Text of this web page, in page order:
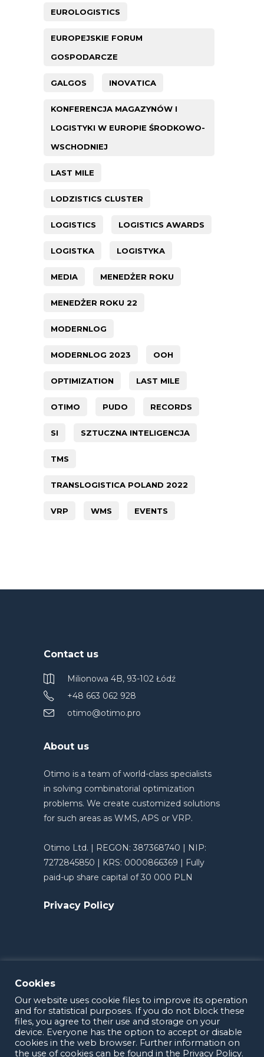
EUROLOGISTICS
EUROPEJSKIE FORUM
GOSPODARCZE
GALGOS INOVATICA
KONFERENCJA MAGAZYNÓW I
LOGISTYKI W EUROPIE ŚRODKOWO-
WSCHODNIEJ
LAST MILE
LODZISTICS CLUSTER
LOGISTICS LOGISTICS AWARDS
LOGISTKA LOGISTYKA
MEDIA MENEDŻER ROKU
MENEDŻER ROKU 22
MODERNLOG
MODERNLOG 2023 OOH
OPTIMIZATION LAST MILE
OTIMO PUDO RECORDS
SI SZTUCZNA INTELIGENCJA
TMS
TRANSLOGISTICA POLAND 2022
VRP WMS EVENTS
Contact us
Milionowa 4B, 93-102 Łódź
+48 663 062 928
otimo@otimo.pro
About us
Otimo is a team of world-class specialists
in solving combinatorial optimization
problems. We create customized solutions
for such areas as WMS, APS or VRP.
Otimo Ltd. | REGON: 387368740 | NIP:
7272845850 | KRS: 0000866369 | Fully
paid-up share capital of 30 000 PLN
Privacy Policy
Cookies
Our website uses cookie files to improve its operation
and for statistical purposes. If you do not block these
files, you agree to their use and storage on your
device. Everyone has the option to accept or disable
cookies in the web browser. Further information on
the use of cookies can be found in the Privacy Policy.